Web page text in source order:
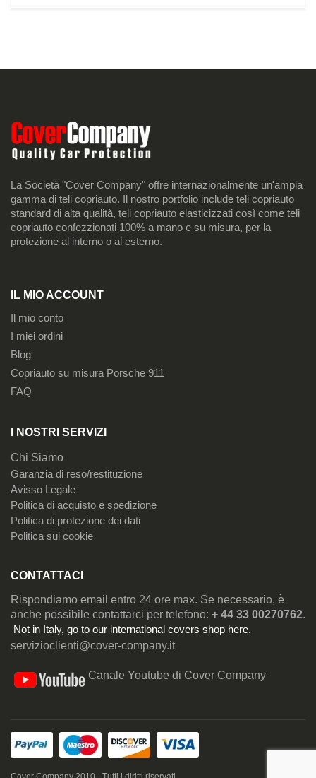
La Società "Cover Company" offre internazionalmente un'ampia
gamma di teli copriauto. Il nostro portfolio include teli copriauto
standard di alta qualità, teli copriauto elasticizzati così come teli
copriauto confezzionati 100% a mano e su misura, per la
protezione al interno o al esterno.
IL MIO ACCOUNT
Il mio conto
I miei ordini
Blog
Copriauto su misura Porsche 911
FAQ
I NOSTRI SERVIZI
Chi Siamo
Garanzia di reso/restituzione
Avisso Legale
Politica di acquisto e spedizione
Politica di protezione dei dati
Politica sui cookie
CONTATTACI
Rispondiamo email entro 24 ore max. Se necessario, è
anche possibile contattarci per telefono: + 44 33 00270762.
Not in Italy, go to our international covers shop here.
servizioclienti@cover-company.it
Canale Youtube di Cover Company